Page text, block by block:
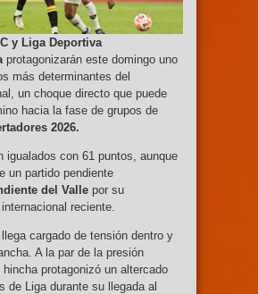
y Liga Deportiva
protagonizarán este domingo uno
más determinantes del
un choque directo que puede
hacia la fase de grupos de
2026.
igualados con 61 puntos, aunque
un partido pendiente
del Valle por su
reciente.
cargado de tensión dentro y
A la par de la presión
protagonizó un altercado
de Liga durante su llegada al